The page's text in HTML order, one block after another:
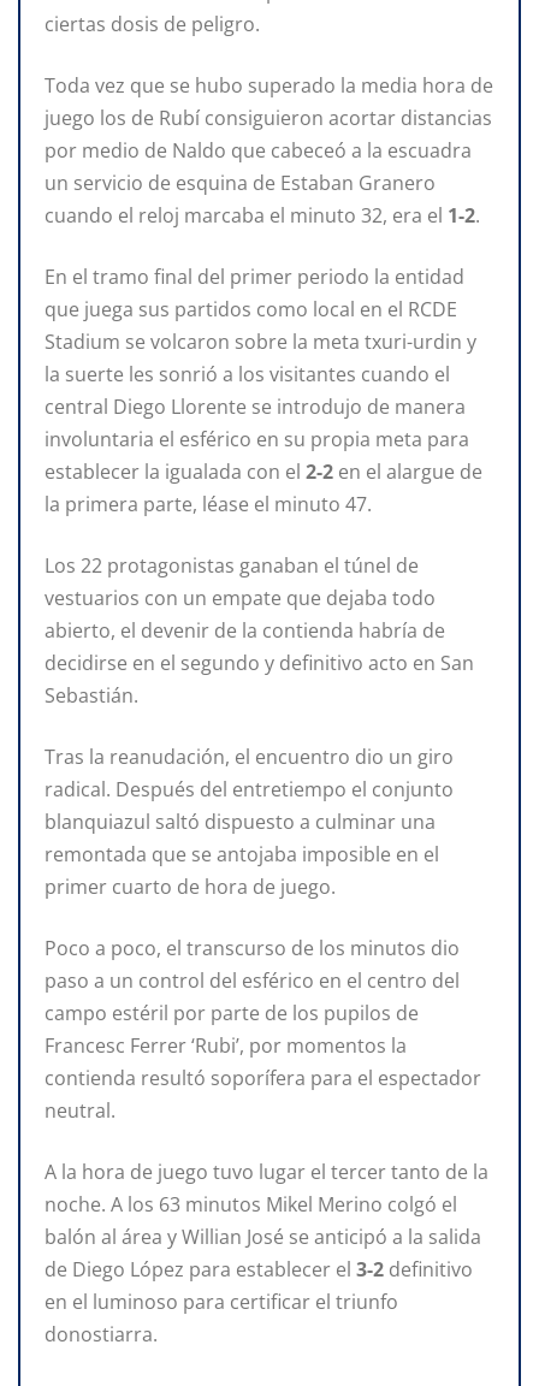
ciertas dosis de peligro.
Toda vez que se hubo superado la media hora de
juego los de Rubí consiguieron acortar distancias
por medio de Naldo que cabeceó a la escuadra
un servicio de esquina de Estaban Granero
cuando el reloj marcaba el minuto 32, era el 1-2.
En el tramo final del primer periodo la entidad
que juega sus partidos como local en el RCDE
Stadium se volcaron sobre la meta txuri-urdin y
la suerte les sonrió a los visitantes cuando el
central Diego Llorente se introdujo de manera
involuntaria el esférico en su propia meta para
establecer la igualada con el 2-2 en el alargue de
la primera parte, léase el minuto 47.
Los 22 protagonistas ganaban el túnel de
vestuarios con un empate que dejaba todo
abierto, el devenir de la contienda habría de
decidirse en el segundo y definitivo acto en San
Sebastián.
Tras la reanudación, el encuentro dio un giro
radical. Después del entretiempo el conjunto
blanquiazul saltó dispuesto a culminar una
remontada que se antojaba imposible en el
primer cuarto de hora de juego.
Poco a poco, el transcurso de los minutos dio
paso a un control del esférico en el centro del
campo estéril por parte de los pupilos de
Francesc Ferrer ‘Rubi’, por momentos la
contienda resultó soporífera para el espectador
neutral.
A la hora de juego tuvo lugar el tercer tanto de la
noche. A los 63 minutos Mikel Merino colgó el
balón al área y Willian José se anticipó a la salida
de Diego López para establecer el 3-2 definitivo
en el luminoso para certificar el triunfo
donostiarra.